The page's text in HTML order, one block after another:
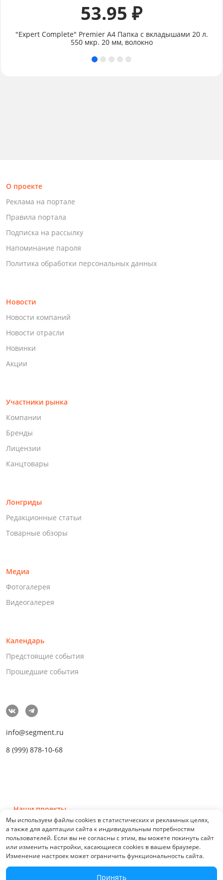
53.95 ₽
"Expert Complete" Premier А4 Папка с вкладышами 20 л.
550 мкр. 20 мм, волокно
О проекте
Реклама на портале
Правила портала
Подписка на рассылку
Напоминание пароля
Политика обработки персональных данных
Новости
Новости компаний
Новости отрасли
Новинки
Акции
Участники рынка
Компании
Бренды
Лицензии
Канцтовары
Лонгриды
Редакционные статьи
Товарные обзоры
Медиа
Фотогалерея
Видеогалерея
Календарь
Предстоящие события
Прошедшие события
info@segment.ru
8 (999) 878-10-68
Наши проекты
© 2026 СЕГМЕНТ. Все права защищены. 0.21076
Мы используем файлы cookies в статистических и рекламных целях,
а также для адаптации сайта к индивидуальным потребностям
пользователей. Если вы не согласны с этим, вы можете покинуть сайт
или изменить настройки, касающиеся cookies в вашем браузере.
Изменение настроек может ограничить функциональность сайта.
Принять